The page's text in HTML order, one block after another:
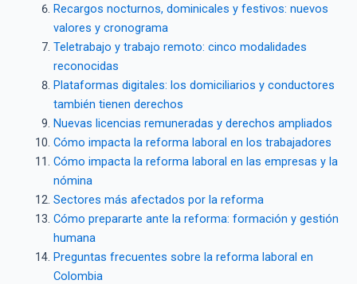
Recargos nocturnos, dominicales y festivos: nuevos
valores y cronograma
Teletrabajo y trabajo remoto: cinco modalidades
reconocidas
Plataformas digitales: los domiciliarios y conductores
también tienen derechos
Nuevas licencias remuneradas y derechos ampliados
Cómo impacta la reforma laboral en los trabajadores
Cómo impacta la reforma laboral en las empresas y la
nómina
Sectores más afectados por la reforma
Cómo prepararte ante la reforma: formación y gestión
humana
Preguntas frecuentes sobre la reforma laboral en
Colombia